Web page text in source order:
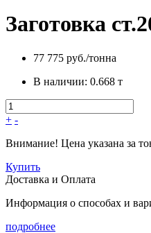
Заготовка
77 775 руб./тонна
В наличии: 0.668 т
+ -
Внимание! Цена указана за
Купить
Доставка и Оплата
Информация о способах и
подробнее